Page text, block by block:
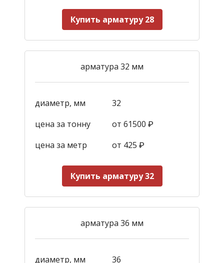
Купить арматуру 28
арматура 32 мм
диаметр, мм
32
цена за тонну
от 61500 ₽
цена за метр
от 425 ₽
Купить арматуру 32
арматура 36 мм
диаметр, мм 36